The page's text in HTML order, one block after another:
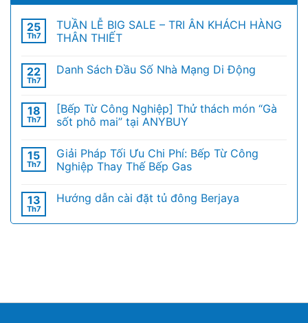
25
Th7
TUẦN LỄ BIG SALE – TRI ÂN KHÁCH HÀNG
THÂN THIẾT
22
Th7
Danh Sách Đầu Số Nhà Mạng Di Động
18
Th7
[Bếp Từ Công Nghiệp] Thử thách món “Gà
sốt phô mai” tại ANYBUY
15
Th7
Giải Pháp Tối Ưu Chi Phí: Bếp Từ Công
Nghiệp Thay Thế Bếp Gas
13
Th7
Hướng dẫn cài đặt tủ đông Berjaya